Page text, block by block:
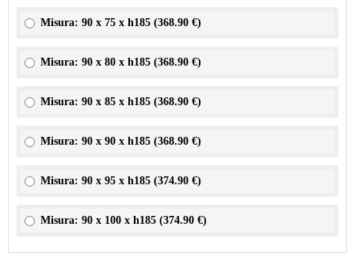
Misura: 90 x 75 x h185 (368.90 €)
Misura: 90 x 80 x h185 (368.90 €)
Misura: 90 x 85 x h185 (368.90 €)
Misura: 90 x 90 x h185 (368.90 €)
Misura: 90 x 95 x h185 (374.90 €)
Misura: 90 x 100 x h185 (374.90 €)